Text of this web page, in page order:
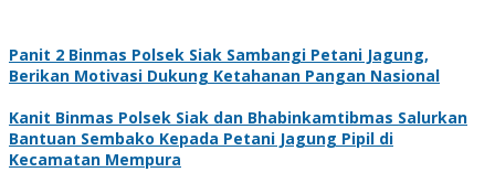
Panit 2 Binmas Polsek Siak Sambangi Petani Jagung,
Berikan Motivasi Dukung Ketahanan Pangan Nasional
Kanit Binmas Polsek Siak dan Bhabinkamtibmas Salurkan
Bantuan Sembako Kepada Petani Jagung Pipil di
Kecamatan Mempura